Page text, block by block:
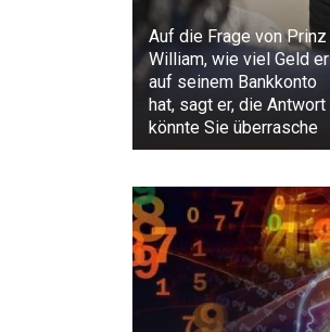
Auf die Frage von Prinz
William, wie viel Geld er
auf seinem Bankkonto
hat, sagt er, die Antwort
könnte Sie überrasche